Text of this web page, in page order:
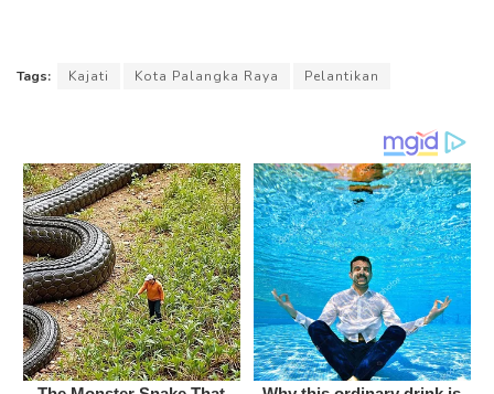
Tags: Kajati Kota Palangka Raya Pelantikan